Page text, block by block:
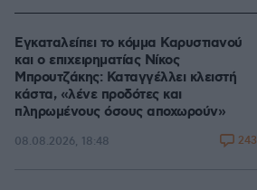
Εγκαταλείπει το κόμμα Καρυστιανού
και ο επιχειρηματίας Νίκος
Μπρουτζάκης: Καταγγέλλει κλειστή
κάστα, «λένε προδότες και
πληρωμένους όσους αποχωρούν»
08.08.2026, 18:48 243